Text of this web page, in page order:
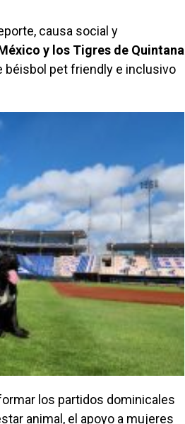
causa social y
y los Tigres de Quintana
béisbol pet friendly e inclusivo
los partidos dominicales
animal, el apoyo a mujeres